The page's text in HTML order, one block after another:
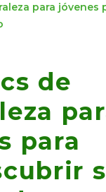
para jóvenes
de
para